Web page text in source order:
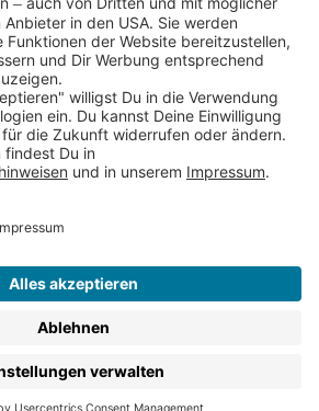
ab 9,00 € Bestellwert innerhalb
innerhalb Deutschlands
GmbH, Blumenstraße 36, D-70182